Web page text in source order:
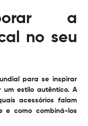
a
no seu
para se inspirar
estilo autêntico. A
acessórios falam
e como combiná-los